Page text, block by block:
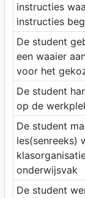
instructies
instructies
De student
een waaier
voor het
De student
op de
De student
les(senreeks)
onderwijsvak
De student